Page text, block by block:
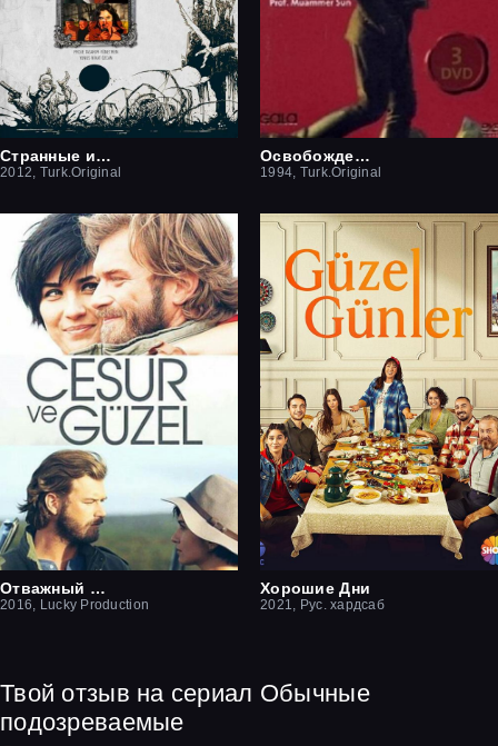
Странные истории
2012, Turk.Original
Освобождение
1994, Turk.Original
Отважный и красавица
2016, Lucky Production
Хорошие Дни
2021, Рус. хардсаб
Твой отзыв на сериал Обычные
подозреваемые